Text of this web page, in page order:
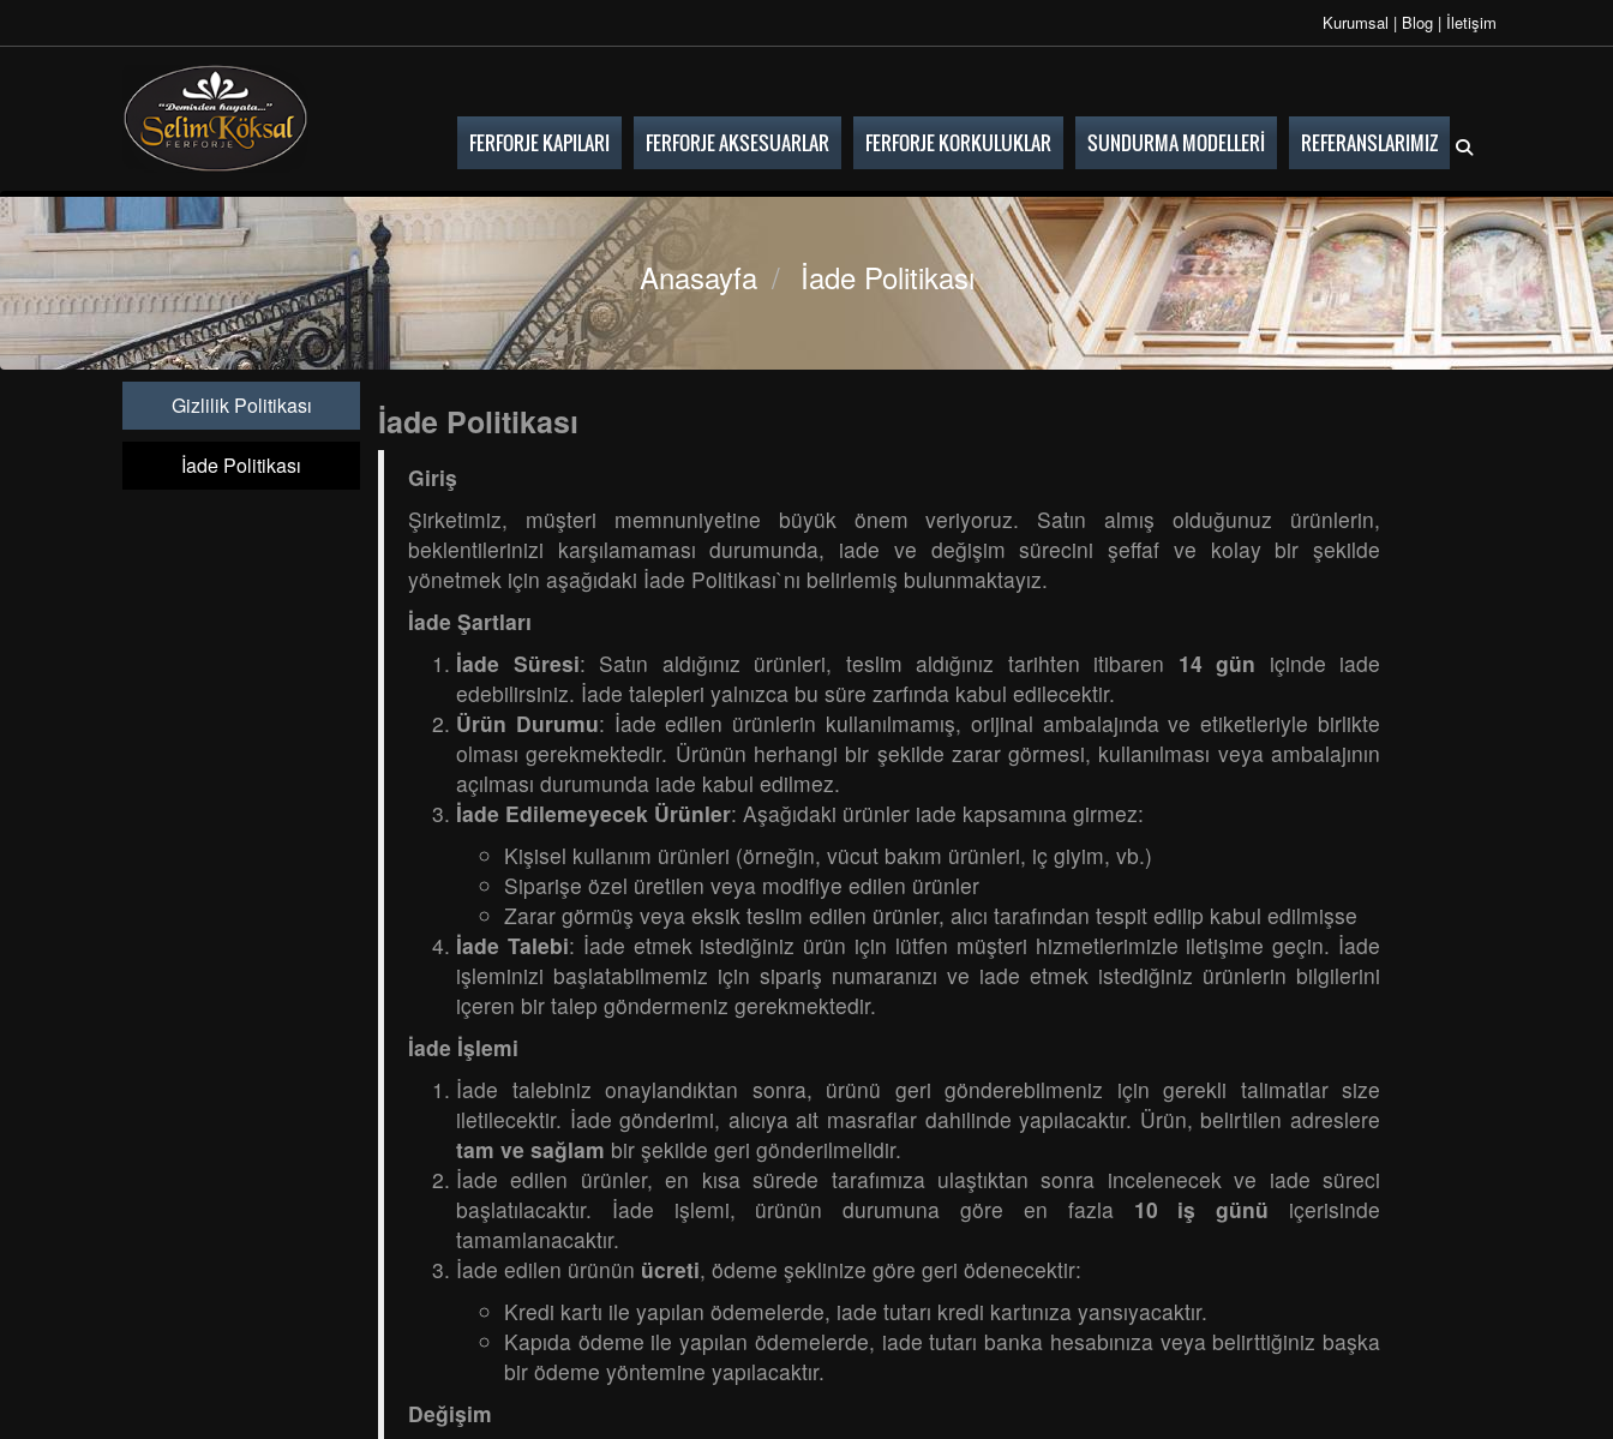
Kurumsal | Blog | İletişim
FERFORJE KAPILARI FERFORJE AKSESUARLAR FERFORJE KORKULUKLAR SUNDURMA MODELLERI REFERANSLARIMIZ
Anasayfa / İade Politikası
Gizlilik Politikası
İade Politikası
İade Politikası
Giriş
Şirketimiz, müşteri memnuniyetine büyük önem veriyoruz. Satın almış olduğunuz ürünlerin,
beklentilerinizi karşılamaması durumunda, iade ve değişim sürecini şeffaf ve kolay bir şekilde
yönetmek için aşağıdaki İade Politikası`nı belirlemiş bulunmaktayız.
İade Şartları
İade Süresi: Satın aldığınız ürünleri, teslim aldığınız tarihten itibaren 14 gün içinde iade
edebilirsiniz. İade talepleri yalnızca bu süre zarfında kabul edilecektir.
Ürün Durumu: İade edilen ürünlerin kullanılmamış, orijinal ambalajında ve etiketleriyle birlikte
olması gerekmektedir. Ürünün herhangi bir şekilde zarar görmesi, kullanılması veya ambalajının
açılması durumunda iade kabul edilmez.
İade Edilemeyecek Ürünler: Aşağıdaki ürünler iade kapsamına girmez:
Kişisel kullanım ürünleri (örneğin, vücut bakım ürünleri, iç giyim, vb.)
Siparişe özel üretilen veya modifiye edilen ürünler
Zarar görmüş veya eksik teslim edilen ürünler, alıcı tarafından tespit edilip kabul edilmişse
İade Talebi: İade etmek istediğiniz ürün için lütfen müşteri hizmetlerimizle iletişime geçin. İade
işleminizi başlatabilmemiz için sipariş numaranızı ve iade etmek istediğiniz ürünlerin bilgilerini
içeren bir talep göndermeniz gerekmektedir.
İade İşlemi
İade talebiniz onaylandıktan sonra, ürünü geri gönderebilmeniz için gerekli talimatlar size
iletilecektir. İade gönderimi, alıcıya ait masraflar dahilinde yapılacaktır. Ürün, belirtilen adreslere
tam ve sağlam bir şekilde geri gönderilmelidir.
İade edilen ürünler, en kısa sürede tarafımıza ulaştıktan sonra incelenecek ve iade süreci
başlatılacaktır. İade işlemi, ürünün durumuna göre en fazla 10 iş günü içerisinde
tamamlanacaktır.
İade edilen ürünün ücreti, ödeme şeklinize göre geri ödenecektir:
Kredi kartı ile yapılan ödemelerde, iade tutarı kredi kartınıza yansıyacaktır.
Kapıda ödeme ile yapılan ödemelerde, iade tutarı banka hesabınıza veya belirttiğiniz başka
bir ödeme yöntemine yapılacaktır.
Değişim